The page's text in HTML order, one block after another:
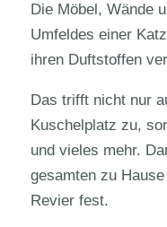
Die Möbel, Wände
Umfeldes einer
ihren Duftstoffen
Das trifft nicht nur
Kuschelplatz zu,
und vieles mehr.
gesamten zu
Revier fest.